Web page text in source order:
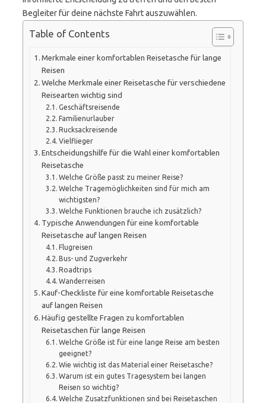
Begleiter für deine nächste Fahrt auszuwählen.
Table of Contents
Merkmale einer komfortablen Reisetasche für lange
Reisen
Welche Merkmale einer Reisetasche für verschiedene
Reisearten wichtig sind
Geschäftsreisende
Familienurlauber
Rucksackreisende
Vielflieger
Entscheidungshilfe für die Wahl einer komfortablen
Reisetasche
Welche Größe passt zu meiner Reise?
Welche Tragemöglichkeiten sind für mich am
wichtigsten?
Welche Funktionen brauche ich zusätzlich?
Typische Anwendungen für eine komfortable
Reisetasche auf langen Reisen
Flugreisen
Bus- und Zugverkehr
Roadtrips
Wanderreisen
Kauf-Checkliste für eine komfortable Reisetasche
auf langen Reisen
Häufig gestellte Fragen zu komfortablen
Reisetaschen für lange Reisen
Welche Größe ist für eine lange Reise am besten
geeignet?
Wie wichtig ist das Material einer Reisetasche?
Warum ist ein gutes Tragesystem bei langen
Reisen so wichtig?
Welche Zusatzfunktionen sind bei Reisetaschen